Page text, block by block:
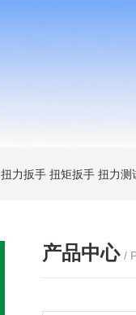
扭力扳手 扭矩扳手 扭力测
产品中心 /